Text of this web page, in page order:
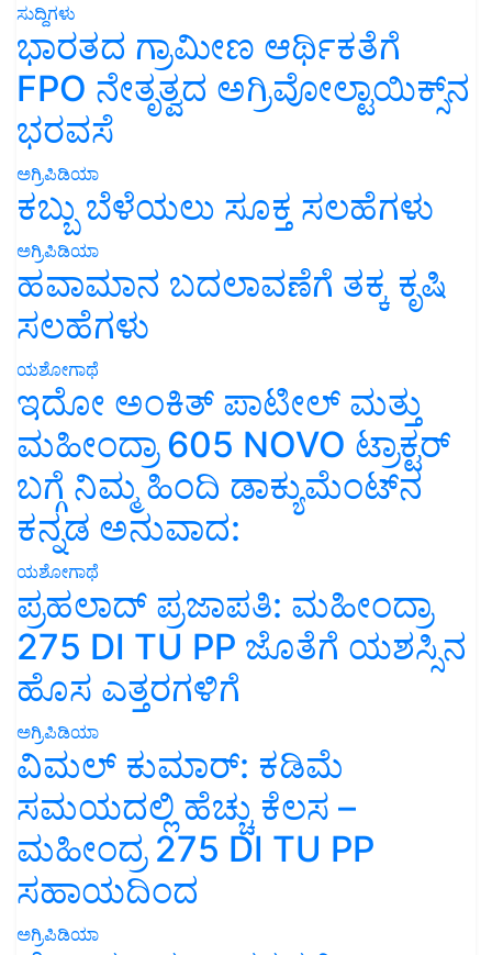
ಸುದ್ದಿಗಳು
ಭಾರತದ ಗ್ರಾಮೀಣ ಆರ್ಥಿಕತೆಗೆ
FPO ನೇತೃತ್ವದ ಅಗ್ರಿವೋಲ್ಟಾಯಿಕ್ಸ್‌ನ
ಭರವಸೆ
ಅಗ್ರಿಪಿಡಿಯಾ
ಕಬ್ಬು ಬೆಳೆಯಲು ಸೂಕ್ತ ಸಲಹೆಗಳು
ಅಗ್ರಿಪಿಡಿಯಾ
ಹವಾಮಾನ ಬದಲಾವಣೆಗೆ ತಕ್ಕ ಕೃಷಿ
ಸಲಹೆಗಳು
ಯಶೋಗಾಥೆ
ಇದೋ ಅಂಕಿತ್ ಪಾಟೀಲ್ ಮತ್ತು
ಮಹೀಂದ್ರಾ 605 NOVO ಟ್ರಾಕ್ಟರ್
ಬಗ್ಗೆ ನಿಮ್ಮ ಹಿಂದಿ ಡಾಕ್ಯುಮೆಂಟ್‌ನ
ಕನ್ನಡ ಅನುವಾದ:
ಯಶೋಗಾಥೆ
ಪ್ರಹಲಾದ್ ಪ್ರಜಾಪತಿ: ಮಹೀಂದ್ರಾ
275 DI TU PP ಜೊತೆಗೆ ಯಶಸ್ಸಿನ
ಹೊಸ ಎತ್ತರಗಳಿಗೆ
ಅಗ್ರಿಪಿಡಿಯಾ
ವಿಮಲ್ ಕುಮಾರ್: ಕಡಿಮೆ
ಸಮಯದಲ್ಲಿ ಹೆಚ್ಚು ಕೆಲಸ –
ಮಹೀಂದ್ರ 275 DI TU PP
ಸಹಾಯದಿಂದ
ಅಗ್ರಿಪಿಡಿಯಾ